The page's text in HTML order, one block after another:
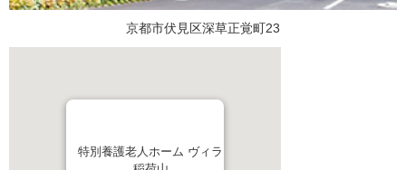
京都市伏見区深草正覚町23
特別養護老人ホーム ヴィラ